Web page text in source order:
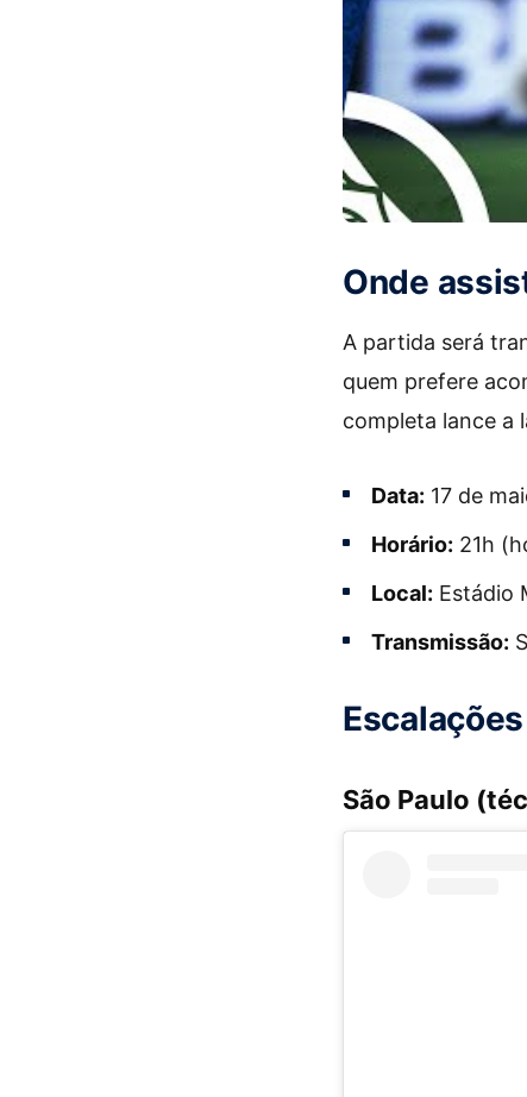
Onde
A partida será
quem prefere
completa lance a
Data: 17 de
Horário: 21h
Local: Estádio
Transmissão:
São Paulo